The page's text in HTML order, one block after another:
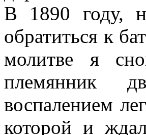
В 1890 году,
обратиться к
молитве я
племянник
воспалением
которой и